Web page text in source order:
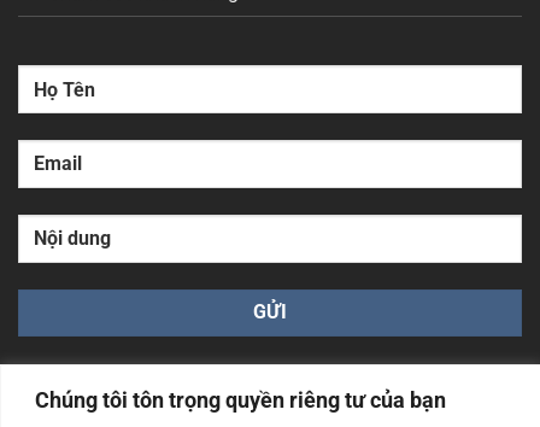
Chúng tôi tôn trọng quyền riêng tư của bạn